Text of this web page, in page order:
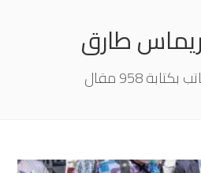
ريماس طارق
958 مقال